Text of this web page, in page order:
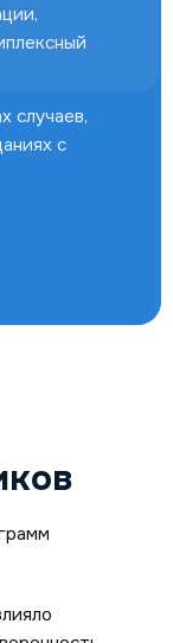
случаев,
с